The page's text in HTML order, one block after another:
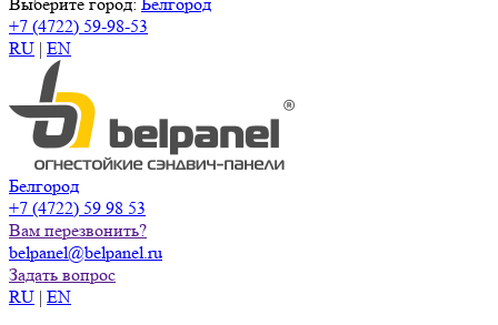
+7 (4722) 59-98-53
RU | EN
Белгород
+7 (4722) 59 98 53
Вам перезвонить?
belpanel@belpanel.ru
Задать вопрос
RU | EN